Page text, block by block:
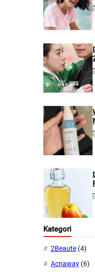
Kategori
2Beaute (4)
Acnaway (6)